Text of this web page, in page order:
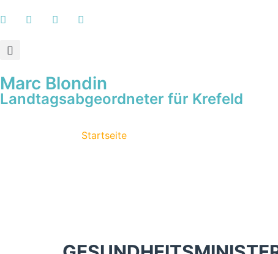
Marc Blondin
Landtagsabgeordneter für Krefeld
Startseite